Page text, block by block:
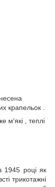
крапельок .
м'які , теплі
1945 році як
трикотажні